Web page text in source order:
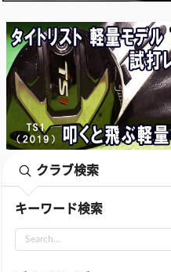
クラブ検索
キーワード検索